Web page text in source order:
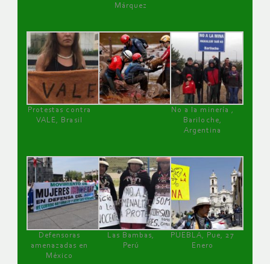
Márquez
Protestas contra
VALE, Brasil
No a la minería ,
Bariloche,
Argentina
Defensoras
amenazadas en
México
Las Bambas,
Perú
PUEBLA, Pue, 27
Enero